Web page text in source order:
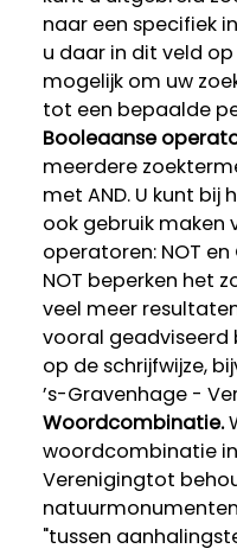
naar een specifiek
u daar in dit veld op
mogelijk om uw
tot een bepaalde
Booleaanse
meerdere
met AND. U kunt bij
ook gebruik maken
operatoren: NOT en
NOT beperken het
veel meer
vooral geadviseerd
op de schrijfwijze,
’s-Gravenhage -
Woordcombinatie.
woordcombinatie
Verenigingtot
"tussen